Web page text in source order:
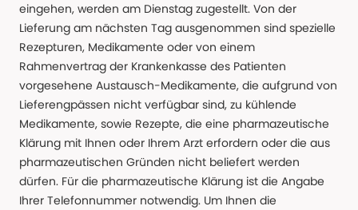
eingehen, werden am Dienstag zugestellt. Von der
Lieferung am nächsten Tag ausgenommen sind spezielle
Rezepturen, Medikamente oder von einem
Rahmenvertrag der Krankenkasse des Patienten
vorgesehene Austausch-Medikamente, die aufgrund von
Lieferengpässen nicht verfügbar sind, zu kühlende
Medikamente, sowie Rezepte, die eine pharmazeutische
Klärung mit Ihnen oder Ihrem Arzt erfordern oder die aus
pharmazeutischen Gründen nicht beliefert werden
dürfen. Für die pharmazeutische Klärung ist die Angabe
Ihrer Telefonnummer notwendig. Um Ihnen die